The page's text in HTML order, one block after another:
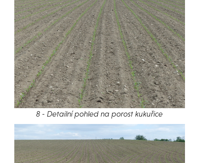
8 - Detailní pohled na porost kukuřice